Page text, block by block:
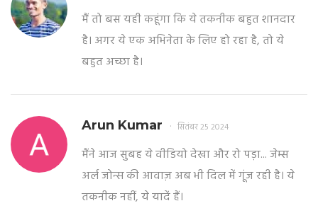
मैं तो बस यही कहूंगा कि ये तकनीक बहुत शानदार
है। अगर ये एक अभिनेता के लिए हो रहा है, तो ये
बहुत अच्छा है।
Arun Kumar सितंबर 25 2024
मैंने आज सुबह ये वीडियो देखा और रो पड़ा... जेम्स
अर्ल जोन्स की आवाज़ अब भी दिल में गूंज रही है। ये
तकनीक नहीं, ये यादें हैं।